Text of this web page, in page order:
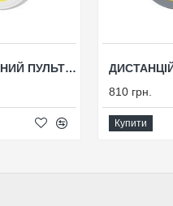
ДИСТАНЦІЙНИЙ ПУЛЬТ TOUCH MC-5W(P)
810 грн.
Купити